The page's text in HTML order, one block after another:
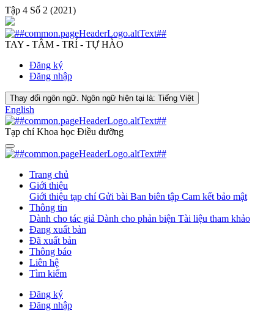
Tập 4 Số 2 (2021)
TAY - TÂM - TRÍ - TỰ HÀO
Đăng ký
Đăng nhập
Thay đổi ngôn ngữ. Ngôn ngữ hiện tại là: Tiếng Việt
English
Tạp chí Khoa học Điều dưỡng
Trang chủ
Giới thiệu
Giới thiệu tạp chíGửi bài Ban biên tập Cam kết bảo mật
Thông tin
Dành cho tác giả Dành cho phản biện Tài liệu tham khảo
Đang xuất bản
Đã xuất bản
Thông báo
Liên hệ
Tìm kiếm
Đăng ký
Đăng nhập